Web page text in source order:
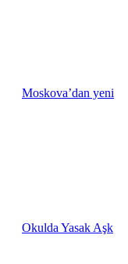
Moskova’dan yeni
Okulda Yasak Aşk